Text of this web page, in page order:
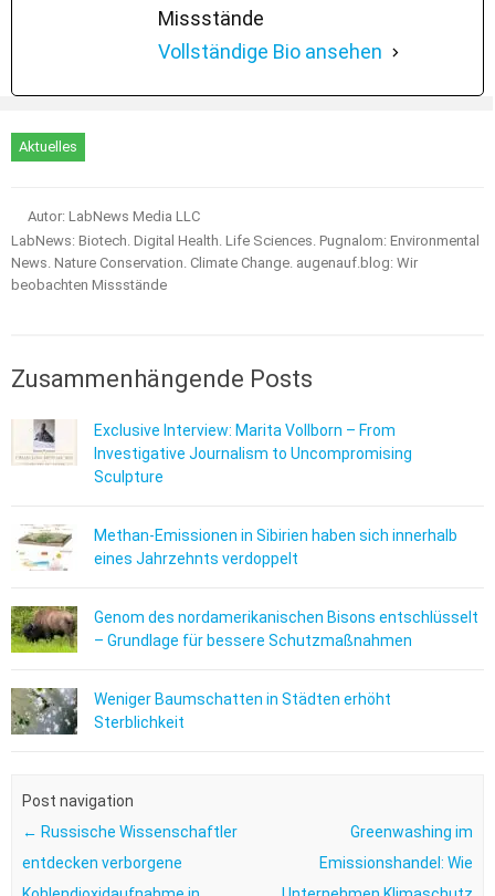
Missstände
Vollständige Bio ansehen
Aktuelles
Autor: LabNews Media LLC
LabNews: Biotech. Digital Health. Life Sciences. Pugnalom: Environmental
News. Nature Conservation. Climate Change. augenauf.blog: Wir
beobachten Missstände
Zusammenhängende Posts
Exclusive Interview: Marita Vollborn – From
Investigative Journalism to Uncompromising
Sculpture
Methan-Emissionen in Sibirien haben sich innerhalb
eines Jahrzehnts verdoppelt
Genom des nordamerikanischen Bisons entschlüsselt
– Grundlage für bessere Schutzmaßnahmen
Weniger Baumschatten in Städten erhöht
Sterblichkeit
Post navigation
← Russische Wissenschaftler
entdecken verborgene
Greenwashing im
Emissionshandel: Wie